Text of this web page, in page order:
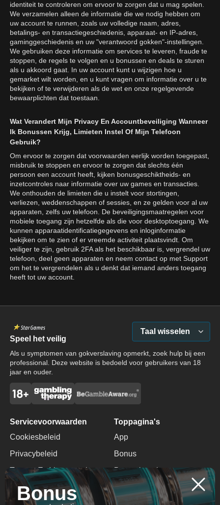
identiteit te controleren om ervoor te zorgen dat u mag spelen.
We verzamelen alleen de informatie die we nodig hebben om
uw account te runnen, zoals uw volledige naam, adres,
betalings- en transactiegeschiedenis, apparaat- en IP-adres,
gaminggeschiedenis en uw "verantwoord gokken"-instellingen.
We gebruiken deze informatie om services te leveren, fraude te
stoppen, de regels te volgen en u bonussen en deals te sturen
als u akkoord gaat. In uw account kunt u wijzigen hoe u
gemarket wilt worden, en u kunt vragen om informatie over u te
bekijken of te verwijderen als de wet en onze regelgevende
bewaarplichten dat toestaan.
Wat Verandert Mijn Privacy En Accountbeveiliging Wanneer
Ik Bonussen Krijg, Limieten Instel Of Mijn Telefoon
Gebruik?
Om ervoor te zorgen dat voorwaarden eerlijk worden toegepast,
misbruik te stoppen en ervoor te zorgen dat slechts één
persoon een account heeft, kijken bonusgeschiktheids- en
inzetcontroles naar informatie over uw games en transacties.
We onthouden de limieten die u instelt voor stortingen,
verliezen, weddenschappen of sessies, en ze gelden voor al uw
apparaten, zelfs uw telefoon. De beveiligingsmaatregelen voor
mobiele toegang zijn hetzelfde als die voor desktoptoegang. We
kunnen apparaatidentificatiegegevens en inloginformatie
bekijken om te zien of er vreemde activiteit plaatsvindt. Om
veiliger te zijn, gebruik 2FA als het beschikbaar is, vergrendel uw
telefoon, deel geen apparaten en neem contact op met Support
om het te vergrendelen als u denkt dat iemand anders toegang
heeft tot uw account.
Bonus
Speel het veilig
Als u symptomen van gokverslaving opmerkt, zoek hulp bij een
professional. Deze website is bedoeld voor gebruikers van 18
jaar en ouder.
Taal wisselen
Servicevoorwaarden
Cookiesbeleid
Privacybeleid
Termen En Voorwaarden
Verantwoord Gokken
Toppagina's
App
Bonus
Promotiecode
Geen Storting Bonus